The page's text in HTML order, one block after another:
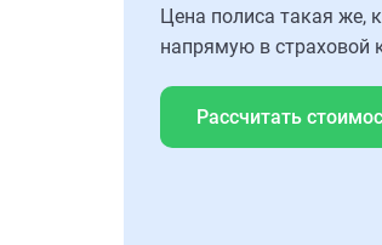
Цена полиса такая же,
напрямую в страховой
Рассчитать